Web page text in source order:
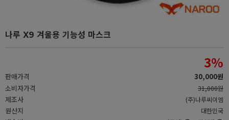
나루 X9 겨울용 기능성 마스크
판매가격
3%
30,000원
소비자가격
31,000원
제조사 (주)나루씨이엠
원산지 대한민국